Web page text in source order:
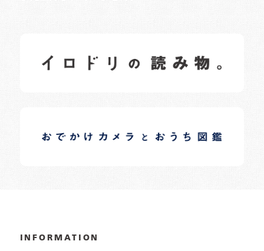
日常の様子など随時更新中です。
日常の様子など随時更新中です。
INFORMATION